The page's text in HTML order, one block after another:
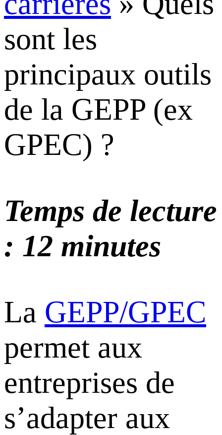
sont les
principaux outils
de la GEPP (ex
GPEC) ?
Temps de lecture
: 12 minutes
La GEPP/GPEC
permet aux
entreprises de
s’adapter aux